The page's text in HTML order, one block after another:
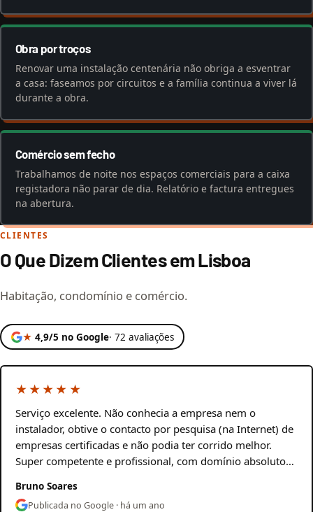
Obra por troços
Renovar uma instalação centenária não obriga a esventrar
a casa: faseamos por circuitos e a família continua a viver lá
durante a obra.
Comércio sem fecho
Trabalhamos de noite nos espaços comerciais para a caixa
registadora não parar de dia. Relatório e factura entregues
na abertura.
CLIENTES
O Que Dizem Clientes em Lisboa
Habitação, condomínio e comércio.
★ 4,9/5 no Google· 72 avaliações
★★★★★
Serviço excelente. Não conhecia a empresa nem o
instalador, obtive o contacto por pesquisa (na Internet) de
empresas certificadas e não podia ter corrido melhor.
Super competente e profissional, com domínio absoluto…
Bruno Soares
Publicada no Google · há um ano